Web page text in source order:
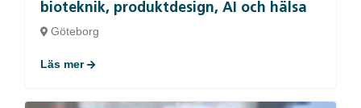
bioteknik, produktdesign, AI och hälsa
Göteborg
Läs mer